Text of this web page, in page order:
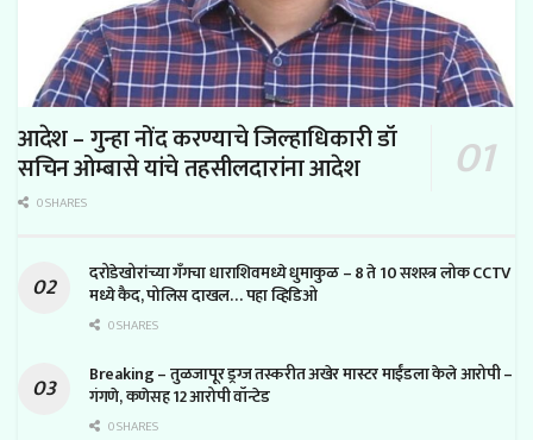
आदेश – गुन्हा नोंद करण्याचे जिल्हाधिकारी डॉ
सचिन ओम्बासे यांचे तहसीलदारांना आदेश
0 SHARES
दरोडेखोरांच्या गँगचा धाराशिवमध्ये धुमाकुळ – 8 ते 10 सशस्त्र लोक CCTV
मध्ये कैद, पोलिस दाखल… पहा व्हिडिओ
0 SHARES
Breaking – तुळजापूर ड्रग्ज तस्करीत अखेर मास्टर माईंडला केले आरोपी –
गंगणे, कणेसह 12 आरोपी वॉन्टेड
0 SHARES